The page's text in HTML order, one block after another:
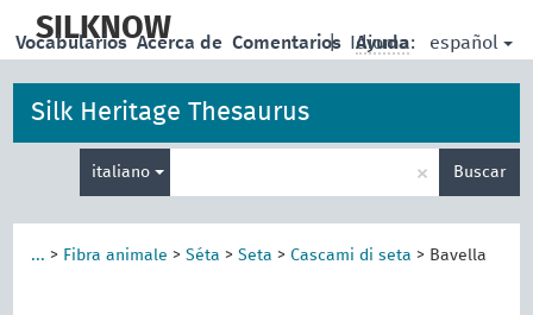
main
SILKNOW | Idioma: español
Vocabularios Acerca de Comentarios Ayuda
Silk Heritage Thesaurus
italiano × Buscar
... > Fibra animale >Séta >Seta >Cascami di seta > Bavella